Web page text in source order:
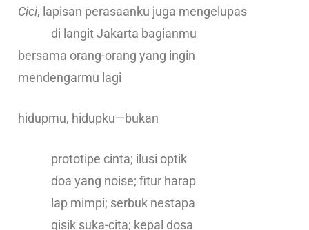
Cici, lapisan perasaanku juga mengelupas
di langit Jakarta bagianmu
bersama orang-orang yang ingin
mendengarmu lagi
hidupmu, hidupku—bukan
prototipe cinta; ilusi optik
doa yang noise; fitur harap
lap mimpi; serbuk nestapa
gisik suka-cita; kepal dosa